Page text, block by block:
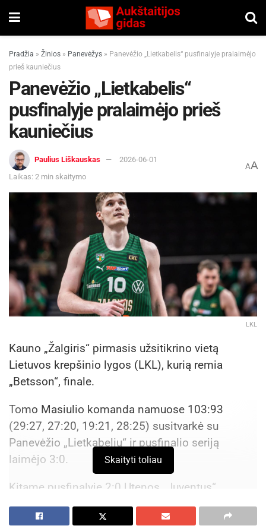
Pradžia » Žinios » Panevėžys » Panevėžio „Lietkabelis“ pusfinalyje pralaimėjo
prieš kauniečius
Panevėžio „Lietkabelis“
pusfinalyje pralaimėjo prieš
kauniečius
Paulius Liškauskas
2026-06-01
Laikas: 2 min skaitymo
AA
LKL
Kauno „Žalgiris“ pirmasis užsitikrino vietą
Lietuvos krepšinio lygos (LKL), kurią remia
„Betsson“, finale.
Tomo Masiulio komanda namuose 103:93
(29:27, 27:20, 19:21, 28:25) susitvarkė su
Panevėžio „Lietkabeliu“ ir pusfinalio seriją
laimėjo 3:0.
Kitame pusfinalyje 2:0 Utenos „Juventus“
pirmauja prieš Klaipėdos „Neptūną“. Trečiasis
serijos mačas pirmadienį vyks Klaipėdoje. Šios
Skaityti toliau